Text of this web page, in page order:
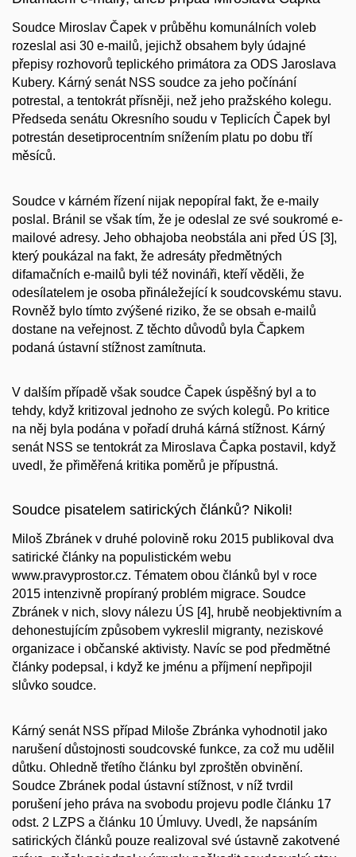
Soudce Miroslav Čapek v průběhu komunálních voleb
rozeslal asi 30 e-mailů, jejichž obsahem byly údajné
přepisy rozhovorů teplického primátora za ODS Jaroslava
Kubery. Kárný senát NSS soudce za jeho počínání
potrestal, a tentokrát přísněji, než jeho pražského kolegu.
Předseda senátu Okresního soudu v Teplicích Čapek byl
potrestán desetiprocentním snížením platu po dobu tří
měsíců.
Soudce v kárném řízení nijak nepopíral fakt, že e-maily
poslal. Bránil se však tím, že je odeslal ze své soukromé e-
mailové adresy. Jeho obhajoba neobstála ani před ÚS [3],
který poukázal na fakt, že adresáty předmětných
difamačních e-mailů byli též novináři, kteří věděli, že
odesílatelem je osoba přináležející k soudcovskému stavu.
Rovněž bylo tímto zvýšené riziko, že se obsah e-mailů
dostane na veřejnost. Z těchto důvodů byla Čapkem
podaná ústavní stížnost zamítnuta.
V dalším případě však soudce Čapek úspěšný byl a to
tehdy, když kritizoval jednoho ze svých kolegů. Po kritice
na něj byla podána v pořadí druhá kárná stížnost. Kárný
senát NSS se tentokrát za Miroslava Čapka postavil, když
uvedl, že přiměřená kritika poměrů je přípustná.
Soudce pisatelem satirických článků? Nikoli!
Miloš Zbránek v druhé polovině roku 2015 publikoval dva
satirické články na populistickém webu
www.pravyprostor.cz. Tématem obou článků byl v roce
2015 intenzivně propíraný problém migrace. Soudce
Zbránek v nich, slovy nálezu ÚS [4], hrubě neobjektivním a
dehonestujícím způsobem vykreslil migranty, neziskové
organizace i občanské aktivisty. Navíc se pod předmětné
články podepsal, i když ke jménu a příjmení nepřipojil
slůvko soudce.
Kárný senát NSS případ Miloše Zbránka vyhodnotil jako
narušení důstojnosti soudcovské funkce, za což mu udělil
důtku. Ohledně třetího článku byl zproštěn obvinění.
Soudce Zbránek podal ústavní stížnost, v níž tvrdil
porušení jeho práva na svobodu projevu podle článku 17
odst. 2 LZPS a článku 10 Úmluvy. Uvedl, že napsáním
satirických článků pouze realizoval své ústavně zakotvené